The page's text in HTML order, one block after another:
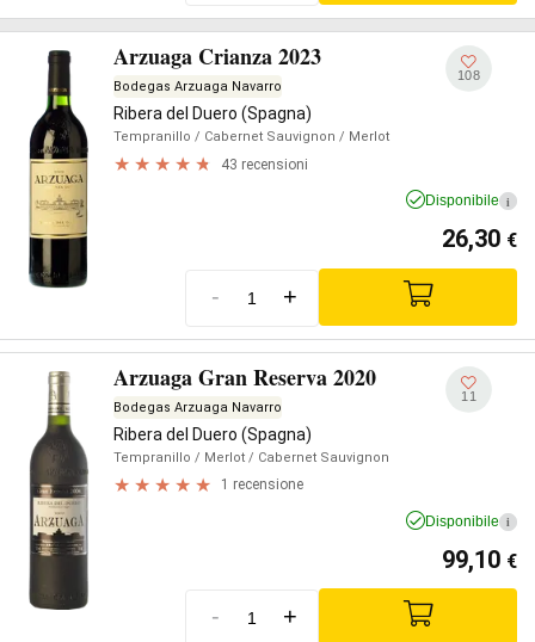
Arzuaga Crianza 2023
Bodegas Arzuaga Navarro
Ribera del Duero (Spagna)
Tempranillo / Cabernet Sauvignon / Merlot
43 recensioni
108
Disponibile i
26,30 €
- +
Arzuaga Gran Reserva 2020
Bodegas Arzuaga Navarro
Ribera del Duero (Spagna)
Tempranillo / Merlot / Cabernet Sauvignon
1 recensione
11
Disponibile i
99,10 €
- +